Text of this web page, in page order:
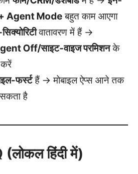
+ Agent Modeबहुत काम आएगा
वातावरण में हैं →
Off/साइट-वाइज परमिशनके
फर्स्टहैं → मोबाइल ऐप्स आने तक
है
(लोकल हिंदी में)